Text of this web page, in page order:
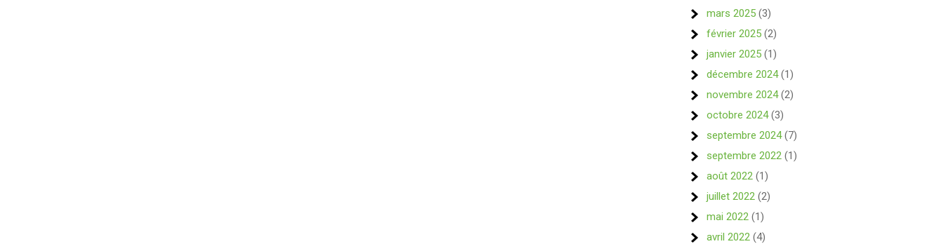
mars 2025 (3)
février 2025 (2)
janvier 2025 (1)
décembre 2024(1)
novembre 2024(2)
octobre 2024(3)
septembre 2024(7)
septembre 2022 (1)
août 2022 (1)
juillet 2022 (2)
mai 2022 (1)
avril 2022 (4)